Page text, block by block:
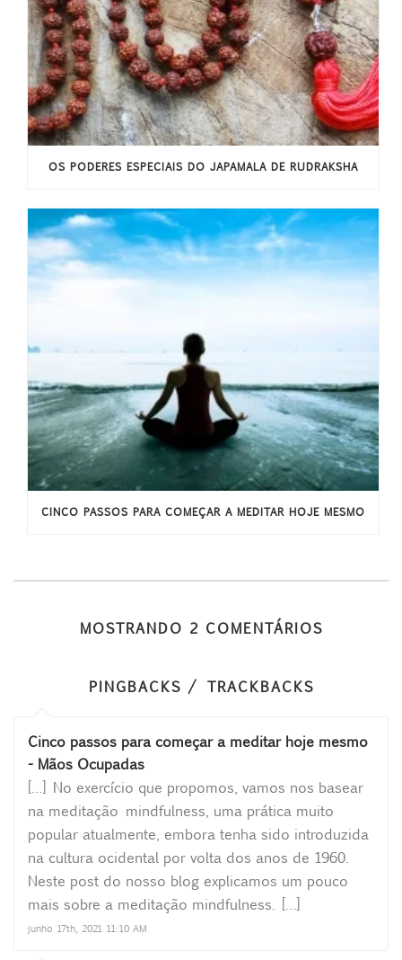
OS PODERES ESPECIAIS DO JAPAMALA DE RUDRAKSHA
CINCO PASSOS PARA COMEÇAR A MEDITAR HOJE MESMO
MOSTRANDO 2 COMENTÁRIOS
PINGBACKS / TRACKBACKS
Cinco passos para começar a meditar hoje mesmo
- Mãos Ocupadas
[…] No exercício que propomos, vamos nos basear
na meditação mindfulness, uma prática muito
popular atualmente, embora tenha sido introduzida
na cultura ocidental por volta dos anos de 1960.
Neste post do nosso blog explicamos um pouco
mais sobre a meditação mindfulness. […]
junho 17th, 2021 11:10 AM